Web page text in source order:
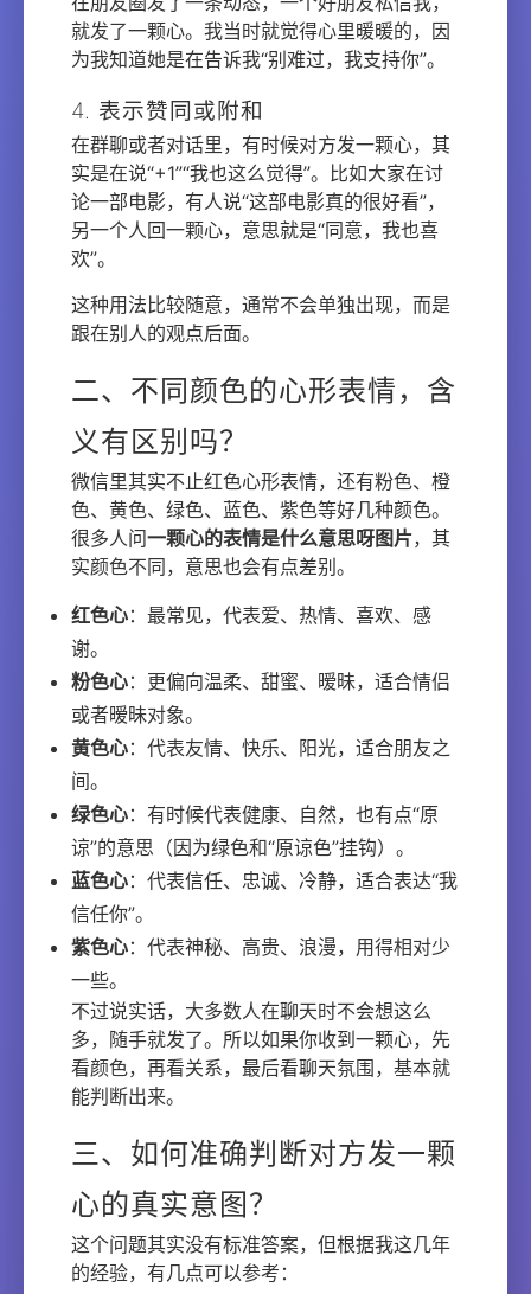
就发了一颗心。我当时就觉得心里暖暖的，因
为我知道她是在告诉我“别难过，我支持你”。
4. 表示赞同或附和
在群聊或者对话里，有时候对方发一颗心，其
实是在说“+1”“我也这么觉得”。比如大家在讨
论一部电影，有人说“这部电影真的很好看”，
另一个人回一颗心，意思就是“同意，我也喜
欢”。
这种用法比较随意，通常不会单独出现，而是
跟在别人的观点后面。
二、不同颜色的心形表情，含
义有区别吗？
微信里其实不止红色心形表情，还有粉色、橙
色、黄色、绿色、蓝色、紫色等好几种颜色。
很多人问一颗心的表情是什么意思呀图片，其
实颜色不同，意思也会有点差别。
红色心：最常见，代表爱、热情、喜欢、感
谢。
粉色心：更偏向温柔、甜蜜、暧昧，适合情侣
或者暧昧对象。
黄色心：代表友情、快乐、阳光，适合朋友之
间。
绿色心：有时候代表健康、自然，也有点“原
谅”的意思（因为绿色和“原谅色”挂钩）。
蓝色心：代表信任、忠诚、冷静，适合表达“我
信任你”。
紫色心：代表神秘、高贵、浪漫，用得相对少
一些。
不过说实话，大多数人在聊天时不会想这么
多，随手就发了。所以如果你收到一颗心，先
看颜色，再看关系，最后看聊天氛围，基本就
能判断出来。
三、如何准确判断对方发一颗
心的真实意图？
这个问题其实没有标准答案，但根据我这几年
的经验，有几点可以参考：